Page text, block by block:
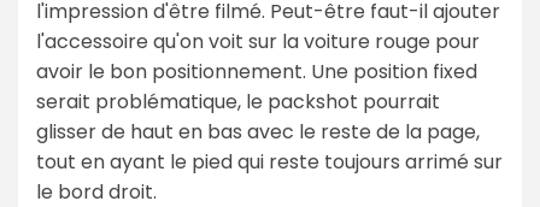
l'impression d'être filmé. Peut-être faut-il ajouter
l'accessoire qu'on voit sur la voiture rouge pour
avoir le bon positionnement. Une position fixed
serait problématique, le packshot pourrait
glisser de haut en bas avec le reste de la page,
tout en ayant le pied qui reste toujours arrimé sur
le bord droit.